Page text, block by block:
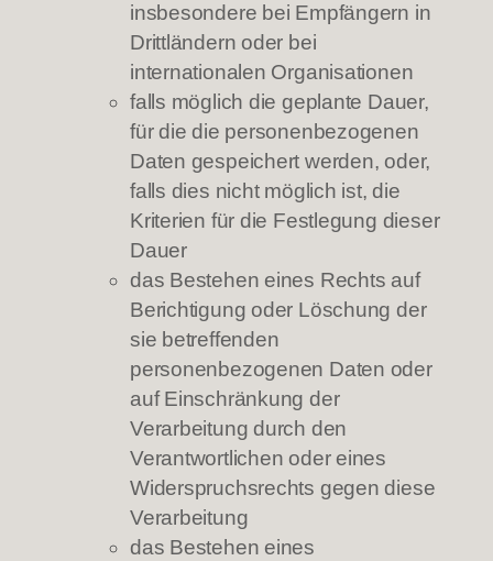
insbesondere bei Empfängern in
Drittländern oder bei
internationalen Organisationen
falls möglich die geplante Dauer,
für die die personenbezogenen
Daten gespeichert werden, oder,
falls dies nicht möglich ist, die
Kriterien für die Festlegung dieser
Dauer
das Bestehen eines Rechts auf
Berichtigung oder Löschung der
sie betreffenden
personenbezogenen Daten oder
auf Einschränkung der
Verarbeitung durch den
Verantwortlichen oder eines
Widerspruchsrechts gegen diese
Verarbeitung
das Bestehen eines